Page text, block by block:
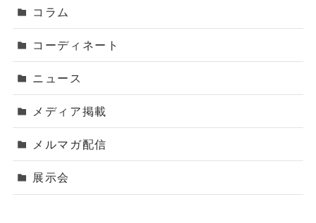
コラム
コーディネート
ニュース
メディア掲載
メルマガ配信
展示会